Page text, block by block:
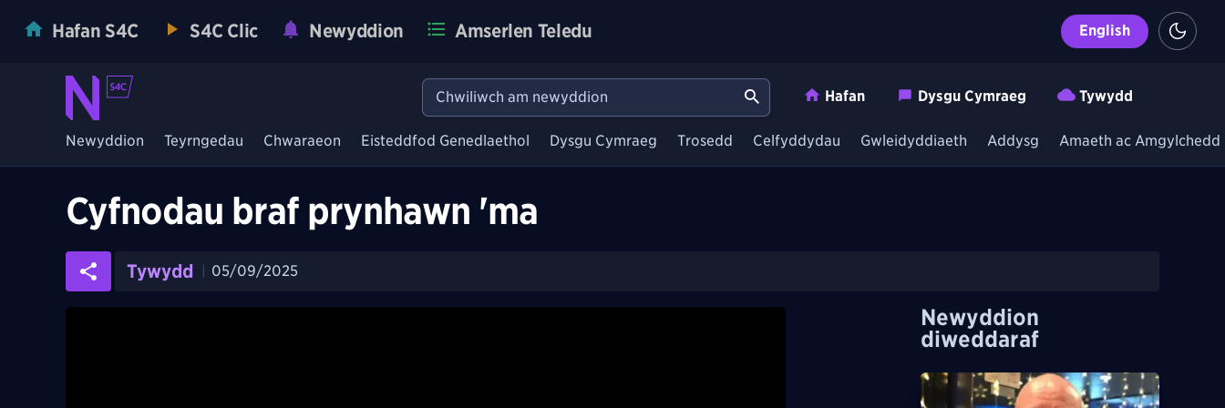
Hafan S4C S4C Clic Newyddion Amserlen Teledu English
Hafan Dysgu Cymraeg Tywydd
Newyddion Teyrngedau Chwaraeon Eisteddfod Genedlaethol Dysgu Cymraeg Trosedd Celfyddydau Gwleidyddiaeth Addysg Amaeth ac Amgylchedd
Cyfnodau braf prynhawn 'ma
Tywydd 05/09/2025
Newyddion
diweddaraf